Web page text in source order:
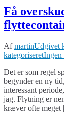
Få
AfmartinUdgivet
kategoriseretIngen
Det er som regel
begynder en ny
interessant
jag. Flytning er
kræver ofte